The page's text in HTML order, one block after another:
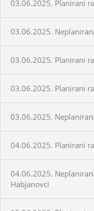
03.06.2025. Planirani
03.06.2025.
03.06.2025. Planirani
03.06.2025. Planirani
03.06.2025.
04.06.2025. Planirani
04.06.2025.
Habjanovci